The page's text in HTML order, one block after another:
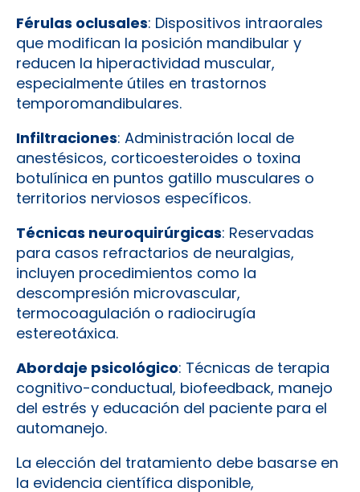
Férulas oclusales: Dispositivos intraorales
que modifican la posición mandibular y
reducen la hiperactividad muscular,
especialmente útiles en trastornos
temporomandibulares.
Infiltraciones: Administración local de
anestésicos, corticoesteroides o toxina
botulínica en puntos gatillo musculares o
territorios nerviosos específicos.
Técnicas neuroquirúrgicas: Reservadas
para casos refractarios de neuralgias,
incluyen procedimientos como la
descompresión microvascular,
termocoagulación o radiocirugía
estereotáxica.
Abordaje psicológico: Técnicas de terapia
cognitivo-conductual, biofeedback, manejo
del estrés y educación del paciente para el
automanejo.
La elección del tratamiento debe basarse en
la evidencia científica disponible,